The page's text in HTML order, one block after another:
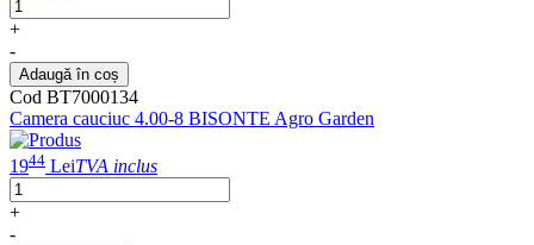
+
-
Adaugă în coș
Cod BT7000134
Camera cauciuc 4.00-8 BISONTE Agro Garden
1944 LeiTVA inclus
+
-